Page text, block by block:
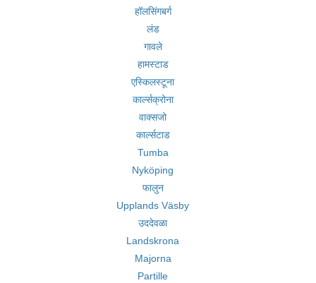
हॉलसिंगबर्ग
लंड
गावले
हामस्टाड
एस्किलस्टूना
कार्ल्सक्रोना
वाक्सजो
कार्ल्सटाड
Tumba
Nyköping
फालुन
Upplands Väsby
उददेवळा
Landskrona
Majorna
Partille